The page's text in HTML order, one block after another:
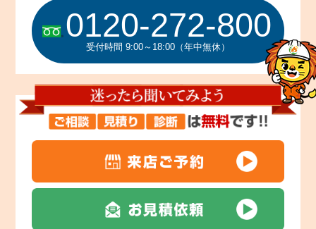
0120-272-800
受付時間 9:00～18:00（年中無休）